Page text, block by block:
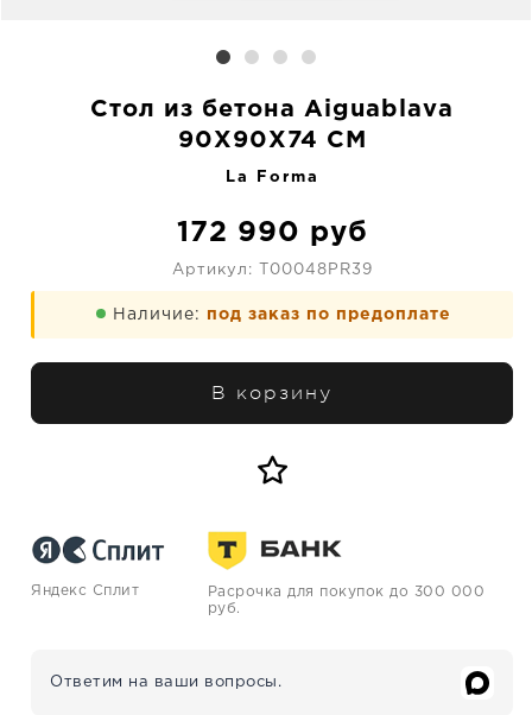
Стол из бетона Aiguablava
90X90X74 CM
La Forma
172 990 руб
Артикул: T00048PR39
Наличие: под заказ по предоплате
В корзину
Яндекс Сплит
Расрочка для покупок до 300 000
руб.
Ответим на ваши вопросы.